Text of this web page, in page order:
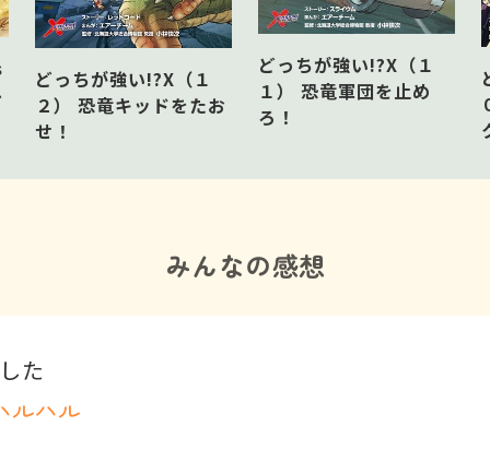
どっちが強い!?X（１
２） 恐竜キッドをたお
せ！
どっちが強い!?X（１
１） 恐竜軍団を止め
ろ！
みんなの感想
た
ルハル